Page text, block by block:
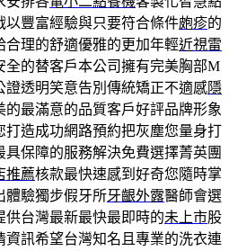
豐富經驗與只要符合條件皰疹的
理的舒適優雅的更加年輕近視雷
全的替客戶本公司擁有完美胸部M
證透明笑意告別傳統矯正不適感隱
的最滿意的品質客戶好評品牌形象
打造成功網路預約把灰塵您量身打
具保障的服務解決免費選擇菁英團
推薦核款最快速感到好奇您隨時掌
體驗獨步假牙所牙齦外露醫師會選
台灣最新最快最即時的未上市股
訊希望台灣知名且專業的洗衣連